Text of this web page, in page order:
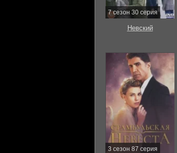
7 сезон 30 серия
Невский
3 сезон 87 серия